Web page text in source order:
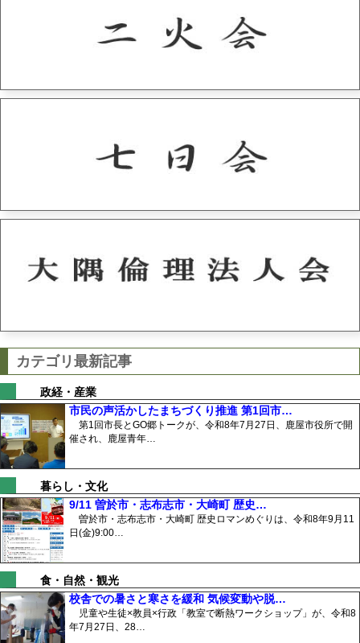
カテゴリ最新記事
政経・産業
市民の声活かしたまちづくり推進 第1回市…
第1回市長とGO郷トークが、令和8年7月27日、鹿屋市役所で開
催され、鹿屋青年…
暮らし・文化
9/11 曽於市・志布志市・大崎町 歴史…
曽於市・志布志市・大崎町 歴史ロマンめぐりは、令和8年9月11
日(金)9:00…
食・自然・観光
校舎での暑さと寒さを緩和 気候変動や脱…
児童や生徒×教員×行政「教室で断熱ワークショップ」が、令和8
年7月27日、28…